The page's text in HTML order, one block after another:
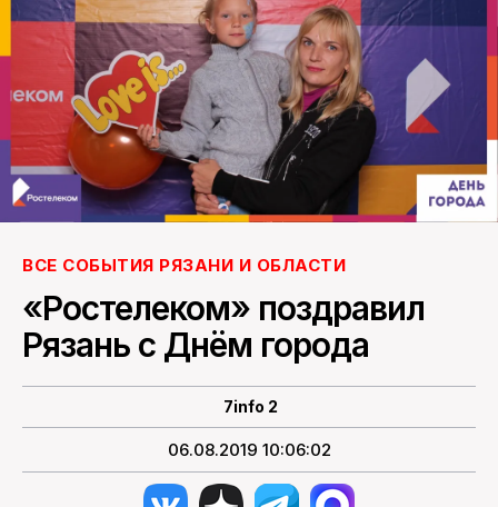
ПОИСК ПО САЙТУ
ВСЕ СОБЫТИЯ РЯЗАНИ И ОБЛАСТИ
«Ростелеком» поздравил
Рязань с Днём города
7info 2
06.08.2019 10:06:02